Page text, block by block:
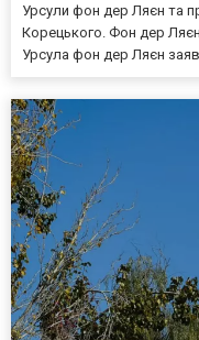
Урсули фон дер Ляєн та
Корецького. Фон дер
Урсула фон дер Ляєн